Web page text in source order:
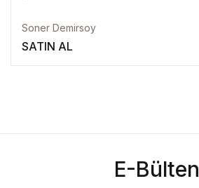
Soner Demirsoy
SATIN AL
E-Bülten